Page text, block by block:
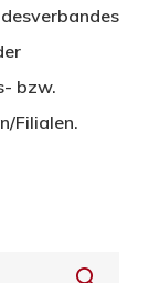
bzw.
Filialen.